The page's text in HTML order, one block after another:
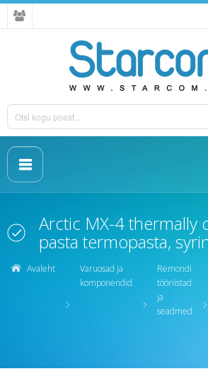
Arctic MX-4 thermally
pasta termopasta,
Avaleht
Varuosad ja
komponendid
Remondi
tööriistad
ja
seadmed